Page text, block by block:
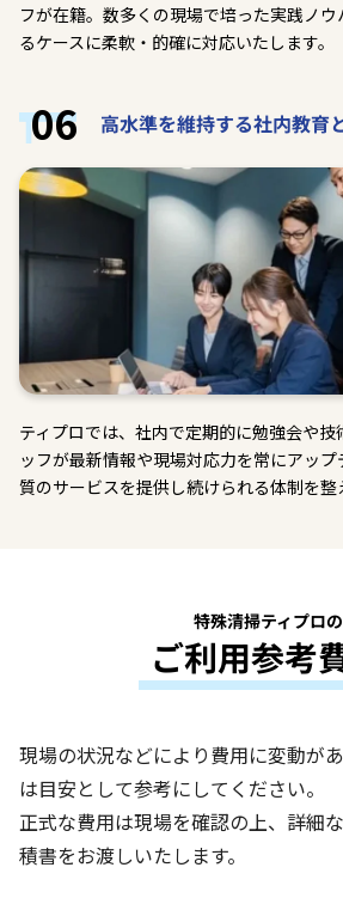
フが在籍。数多くの現場で培った実践ノ
るケースに柔軟・的確に対応いたします。
06 高水準を維持する社内教育
ティプロでは、社内で定期的に勉強会や技
ッフが最新情報や現場対応力を常にアッ
質のサービスを提供し続けられる体制を整
特殊清掃ティプロの
ご利用参考
現場の状況などにより費用に変動が
は目安として参考にしてください。
正式な費用は現場を確認の上、詳細
積書をお渡しいたします。